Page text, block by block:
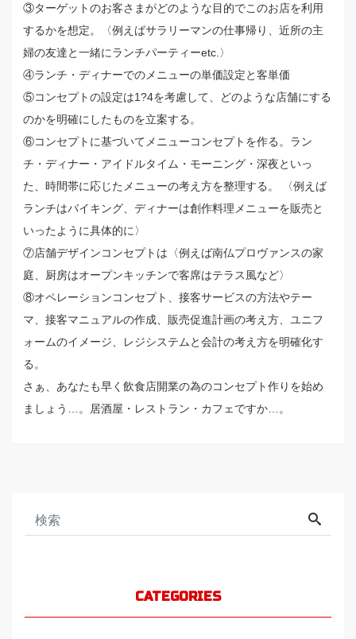
③ターゲットのお客さまがどのような目的でこのお店を利用
するかを想定。〈例えばサラリーマンの仕事帰り、近所の主
婦の友達と一緒にランチパーティーetc.〉
④ランチ・ディナーでのメニューの単価設定と客単価
⑤コンセプトの設定は1?4を考慮して、どのような店舗にする
のかを明確にしたものを立案する。
⑥コンセプトに基づいてメニューコンセプトを作る。ラン
チ・ディナー・アイドルタイム・モーニング・深夜といっ
た、時間帯に応じたメニューの考え方を整理する。 〈例えば
ランチはバイキング、ディナーは創作料理メニューを販売と
いったように具体的に〉
⑦店舗デザインコンセプトは〈例えば南仏プロヴァンスの家
庭、厨房はオープンキッチンで客席はテラス風など〉
⑧オペレーションコンセプト、接客サービスの方法やテー
マ、接客マニュアルの作成、販売促進計画の考え方、ユニフ
ォームのイメージ、レジシステムと会計の考え方を明確化す
る。
さぁ、あなたも早く飲食店開業の為のコンセプト作りを始め
ましょう…。居酒屋・レストラン・カフェですか…。
CATEGORIES